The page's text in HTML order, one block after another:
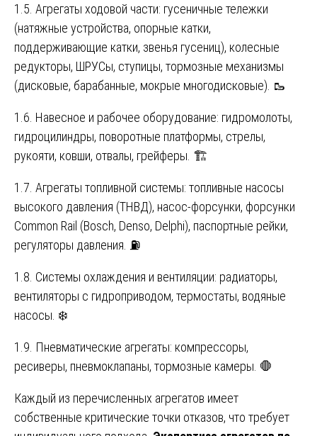
1.5. Агрегаты ходовой части: гусеничные тележки
(натяжные устройства, опорные катки,
поддерживающие катки, звенья гусениц), колесные
редукторы, ШРУСы, ступицы, тормозные механизмы
(дисковые, барабанные, мокрые многодисковые). 🥾
1.6. Навесное и рабочее оборудование: гидромолоты,
гидроцилиндры, поворотные платформы, стрелы,
рукояти, ковши, отвалы, грейферы. 🏗️
1.7. Агрегаты топливной системы: топливные насосы
высокого давления (ТНВД), насос-форсунки, форсунки
Common Rail (Bosch, Denso, Delphi), паспортные рейки,
регуляторы давления. ⛽
1.8. Системы охлаждения и вентиляции: радиаторы,
вентиляторы с гидроприводом, термостаты, водяные
насосы. ❄️
1.9. Пневматические агрегаты: компрессоры,
ресиверы, пневмоклапаны, тормозные камеры. 🛑
Каждый из перечисленных агрегатов имеет
собственные критические точки отказов, что требует